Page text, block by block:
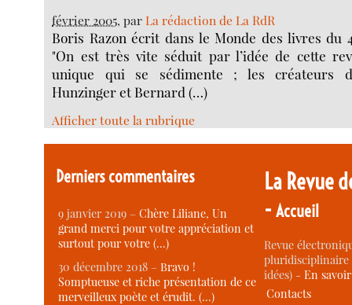
février 2005, parLa rédaction de La RdR
Boris Razon écrit dans le Monde des livres du
"On est très vite séduit par l’idée de cette
unique qui se sédimente ; les créateurs
Hunzinger et Bernard (…)
Afficher toute la rubrique
Derniers commentaires
9 janvier 2019 –Chère Liliane, Un
grand merci pour votre appréciation et
surtout pour votre (…)
30 décembre 2018 –Bravo !
Somptueuse et riche présentation de ce
merveilleux poète et érudit. (…)
La Revue
-Accueil
Revue
idées) -En
Contacts